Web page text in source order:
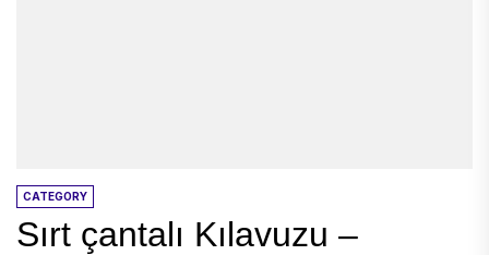
CATEGORY
Sırt çantalı Kılavuzu –